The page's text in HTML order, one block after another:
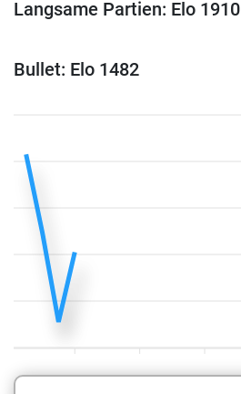
Langsame Partien: Elo 1910
Bullet: Elo 1482